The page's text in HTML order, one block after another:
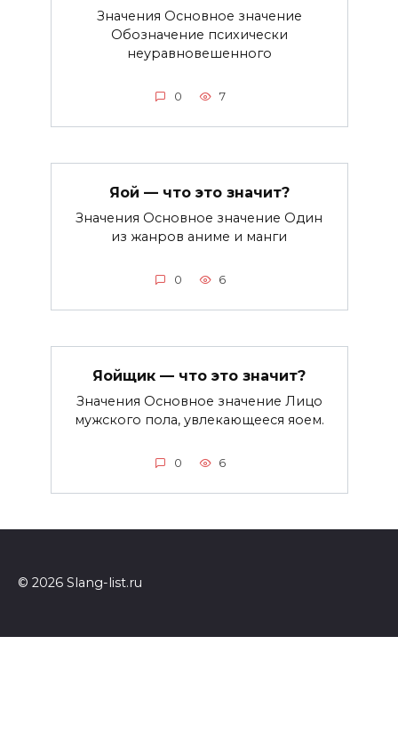
Значения Основное значение
Обозначение психически
неуравновешенного
0 7
Яой — что это значит?
Значения Основное значение Один
из жанров аниме и манги
0 6
Яойщик — что это значит?
Значения Основное значение Лицо
мужского пола, увлекающееся яоем.
0 6
© 2026 Slang-list.ru